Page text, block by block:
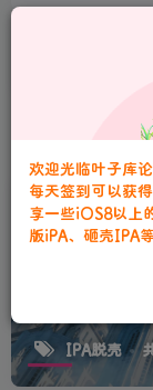
收集IPA
更多福利尽
本站会员可
更多福利尽在
请严格遵守法
IPA脱壳
欢迎光临叶子库
每天签到可以获
享一些iOS8以上
版iPA、砸壳IPA